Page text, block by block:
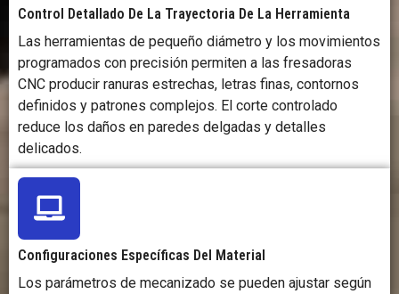
Control Detallado De La Trayectoria De La Herramienta
Las herramientas de pequeño diámetro y los movimientos
programados con precisión permiten a las fresadoras
CNC producir ranuras estrechas, letras finas, contornos
definidos y patrones complejos. El corte controlado
reduce los daños en paredes delgadas y detalles
delicados.
Configuraciones Específicas Del Material
Los parámetros de mecanizado se pueden ajustar según